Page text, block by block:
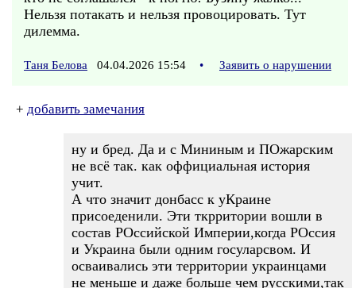
Нельзя потакать и нельзя провоцировать. Тут
дилемма.
Таня Белова 04.04.2026 15:54 • Заявить о нарушении
+ добавить замечания
ну и бред. Да и с Мининым и ПОжарским
не всё так. как оффициальная история
учит.
А что значит донбасс к уКраине
присоеденили. Эти ткрритории вошли в
состав РОссийской Империи,когда РОссия
и Украина были одним госуларсвом. И
осваивались эти территории украинцами
не меньше и даже больше чем русскими,так